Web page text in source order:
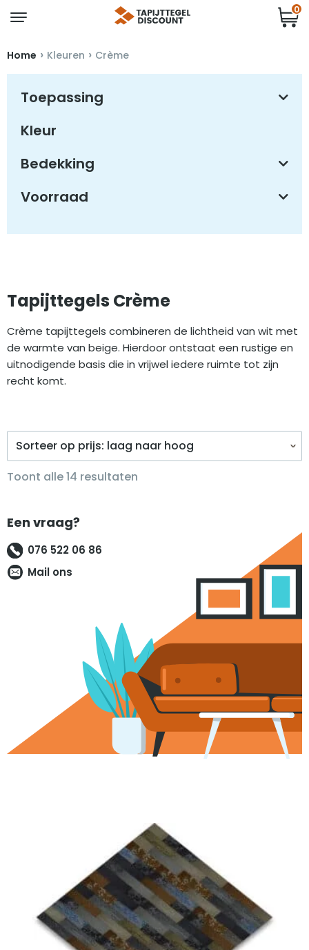
0
Home › Kleuren › Crème
Toepassing
Kleur
Bedekking
Voorraad
Tapijttegels Crème
Crème tapijttegels combineren de lichtheid van wit met
de warmte van beige. Hierdoor ontstaat een rustige en
uitnodigende basis die in vrijwel iedere ruimte tot zijn
recht komt.
Toont alle 14 resultaten
Een vraag?
076 522 06 86
Mail ons